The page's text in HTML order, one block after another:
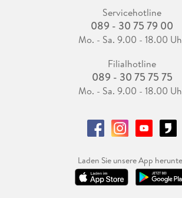
Servicehotline
089 - 30 75 79 00
Mo. - Sa. 9.00 - 18.00
Filialhotline
089 - 30 75 75 75
Mo. - Sa. 9.00 - 18.00
Laden Sie unsere App